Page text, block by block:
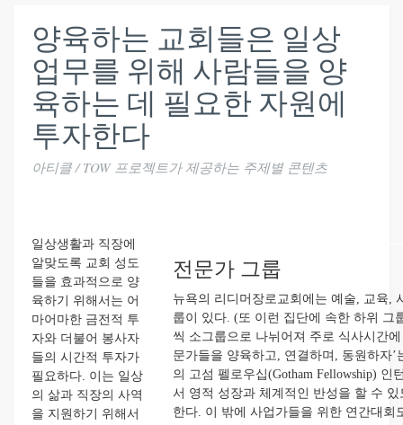
양육하는 교회들은 일상
업무를 위해 사람들을 양
육하는 데 필요한 자원에
투자한다
아티클 / TOW 프로젝트가 제공하는 주제별 콘텐츠
전문가 그룹
뉴욕의 리디머장로교회에는 예술, 교육,
룹이 있다. (또 이런 집단에 속한 하위 그
씩 소그룹으로 나뉘어져 주로 식사시간
문가들을 양육하고, 연결하며, 동원하자
의 고섬 펠로우십(Gotham Fellowship)
서 영적 성장과 체계적인 반성을 할 수
한다. 이 밖에 사업가들을 위한 연간대회
일상생활과 직장에
알맞도록 교회 성도
들을 효과적으로 양
육하기 위해서는 어
마어마한 금전적 투
자와 더불어 봉사자
들의 시간적 투자가
필요하다. 이는 일상
의 삶과 직장의 사역
을 지원하기 위해서